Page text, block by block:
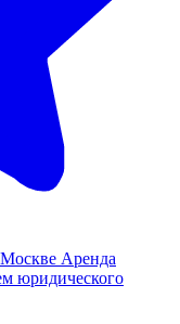
Аренда
юридического